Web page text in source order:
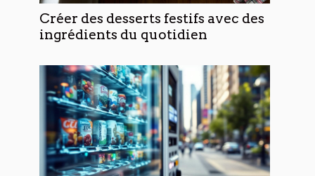
Créer des desserts festifs avec des
ingrédients du quotidien